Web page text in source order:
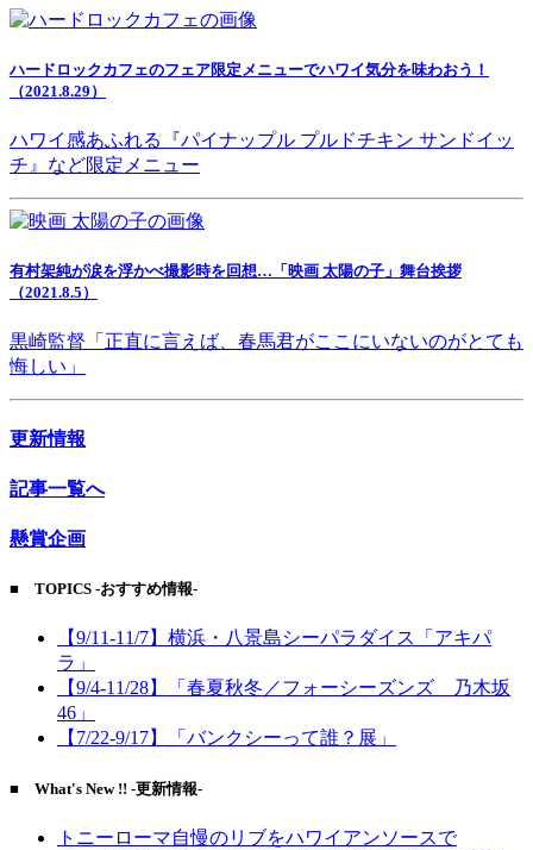
ハードロックカフェのフェア限定メニューでハワイ気分を味わおう！
（2021.8.29）
ハワイ感あふれる『パイナップル プルドチキン サンドイッ
チ』など限定メニュー
有村架純が涙を浮かべ撮影時を回想…「映画 太陽の子」舞台挨拶
（2021.8.5）
黒崎監督「正直に言えば、春馬君がここにいないのがとても
悔しい」
更新情報
記事一覧へ
懸賞企画
■ TOPICS -おすすめ情報-
【9/11-11/7】横浜・八景島シーパラダイス「アキパ
ラ」
【9/4-11/28】「春夏秋冬／フォーシーズンズ 乃木坂
46」
【7/22-9/17】「バンクシーって誰？展」
■ What's New !! -更新情報-
トニーローマ自慢のリブをハワイアンソースで